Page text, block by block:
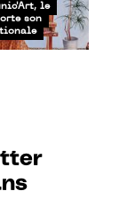
le
son